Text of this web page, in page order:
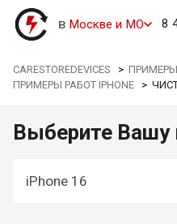
в Москве и МО 8
CARESTOREDEVICES >
ПРИМЕРЫ РАБОТ IPHONE >
Выберите Вашу
iPhone 16